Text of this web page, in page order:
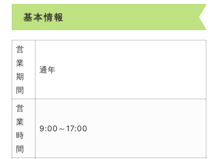
基本情報
営
業
期
間
通年
営
業
時
間
9:00～17:00